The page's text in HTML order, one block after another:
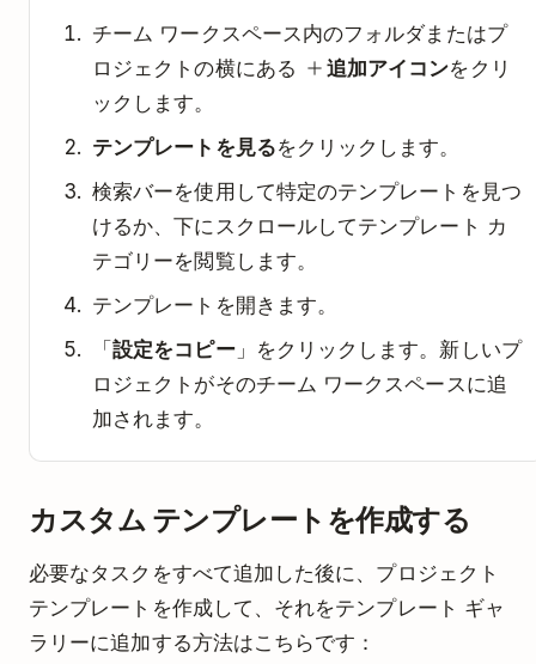
チーム ワークスペース内のフォルダまたはプ
ロジェクトの横にある
追加アイコンをクリ
ックします。
テンプレートを見るをクリックします。
検索バーを使用して特定のテンプレートを見つ
けるか、下にスクロールしてテンプレート カ
テゴリーを閲覧します。
テンプレートを開きます。
「設定をコピー」をクリックします。新しいプ
ロジェクトがそのチーム ワークスペースに追
加されます。
カスタム テンプレートを作成する
必要なタスクをすべて追加した後に、プロジェクト
テンプレートを作成して、それをテンプレート ギャ
ラリーに追加する方法はこちらです：